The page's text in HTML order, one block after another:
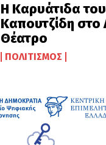
Η Καρυάτιδα
Καπουτζίδη στο
Θέατρο
ΠΟΛΙΤΙΣΜΌΣ